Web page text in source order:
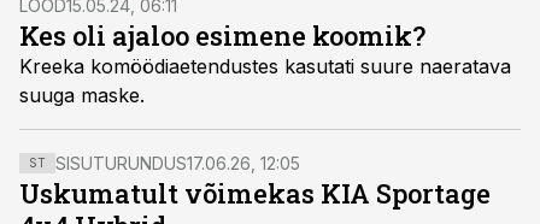
LOOD15.05.24, 06:11
Kes oli ajaloo esimene koomik?
Kreeka komöödiaetendustes kasutati suure naeratava
suuga maske.
ST SISUTURUNDUS17.06.26, 12:05
Uskumatult võimekas KIA Sportage